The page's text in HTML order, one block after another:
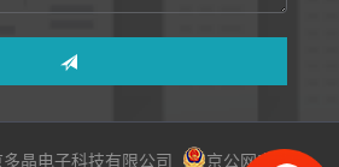
晶电子科技有限公司 京公网安备